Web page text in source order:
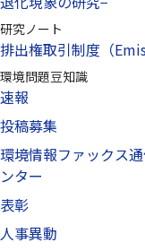
研究ノート
排出権取引制度（
環境問題豆知識
速報
投稿募集
環境情報ファックス
ンター
表彰
人事異動